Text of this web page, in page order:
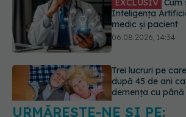
Trei lucruri pe
după 45 de ani
demența cu până
06.08.2026, 13:03
Colebil și
temporar în
explică de ce a
06.08.2026, 16:37
URMĂREȘTE-NE ȘI PE:
URMĂRITORI